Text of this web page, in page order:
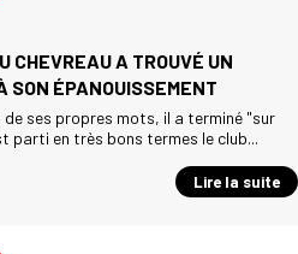
CHEVREAU A TROUVÉ UN
SON ÉPANOUISSEMENT
de ses propres mots, il a terminé "sur
parti en très bons termes le club...
Lire la suite